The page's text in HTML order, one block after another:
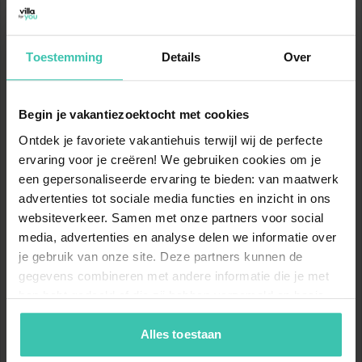
Toestemming Details Over
Begin je vakantiezoektocht met cookies
Ontdek je favoriete vakantiehuis terwijl wij de perfecte
ervaring voor je creëren! We gebruiken cookies om je
een gepersonaliseerde ervaring te bieden: van maatwerk
advertenties tot sociale media functies en inzicht in ons
websiteverkeer. Samen met onze partners voor social
media, advertenties en analyse delen we informatie over
je gebruik van onze site. Deze partners kunnen de
gegevens combineren met andere informatie die je met
hen hebt gedeeld of die zij hebben verzameld op basis
van je gebruik van hun diensten. Zo zorgen we ervoor dat
jouw vakantiezoektocht soepel en op maat verloopt!
Alles toestaan
Toilette
Skiabstellraum
mit anderen Gästen)
Skischuhheizung
Sauna (Gemeinschaftliche
Nutzung mit anderen
Gästen)
Terrasse (Gemeinschaftliche
Nutzung mit anderen
Gästen)
Skilifte
5
5
Schlepplifte
Skipisten
35km
Blaue Piste
30km
Rote Piste
10km
Schwarze Piste
75km
Gesamt